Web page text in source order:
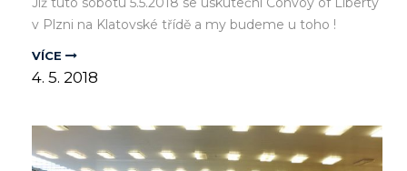
v Plzni na Klatovské třídě a my budeme u toho !
VÍCE
4. 5. 2018